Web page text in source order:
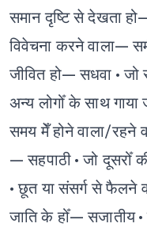
समान दृष्टि से देखता
विवेचना करने वाला—
जीवित हो— सधवा •
अन्य लोगोँ के साथ गाया
समय मेँ होने वाला/रहने
— सहपाठी • जो दूसरोँ
• छूत या संसर्ग से फैलने
जाति के होँ— सजातीय